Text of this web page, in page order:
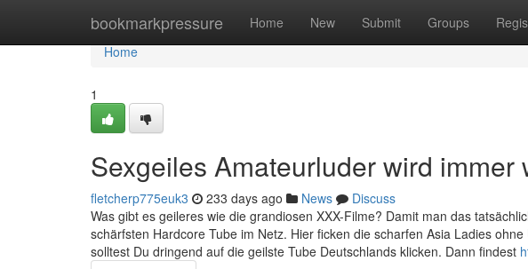
bookmarkpressure Home New Submit Groups
Home
Home
1
Sexgeiles Amateurluder wird
fletcherp775euk3 233 days ago News
Discuss
Was gibt es geileres wie die grandiosen XXX-Filme? Damit man das
schärfsten Hardcore Tube im Netz. Hier ficken die scharfen Asia Ladies
solltest Du dringend auf die geilste Tube Deutschlands klicken. Dann findest